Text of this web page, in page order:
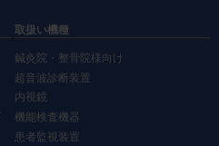
取扱い機種
鍼灸院・整骨院様向け
超音波診断装置
内視鏡
機能検査機器
患者監視装置